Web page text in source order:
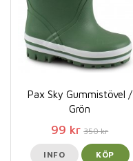
Pax Sky Gummistövel /
Grön
99 kr 350 kr
INFO KÖP